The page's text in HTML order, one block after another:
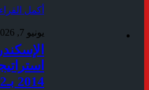
أكمل
يونيو 7, 2026
2014 بـ402 مليار جنيه